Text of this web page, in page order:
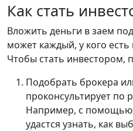
Как стать
Вложить деньги в заем
может каждый, у кого
Чтобы стать инвестором,
Подобрать брокера
проконсультирует по
Например, с помощью
удастся узнать, как